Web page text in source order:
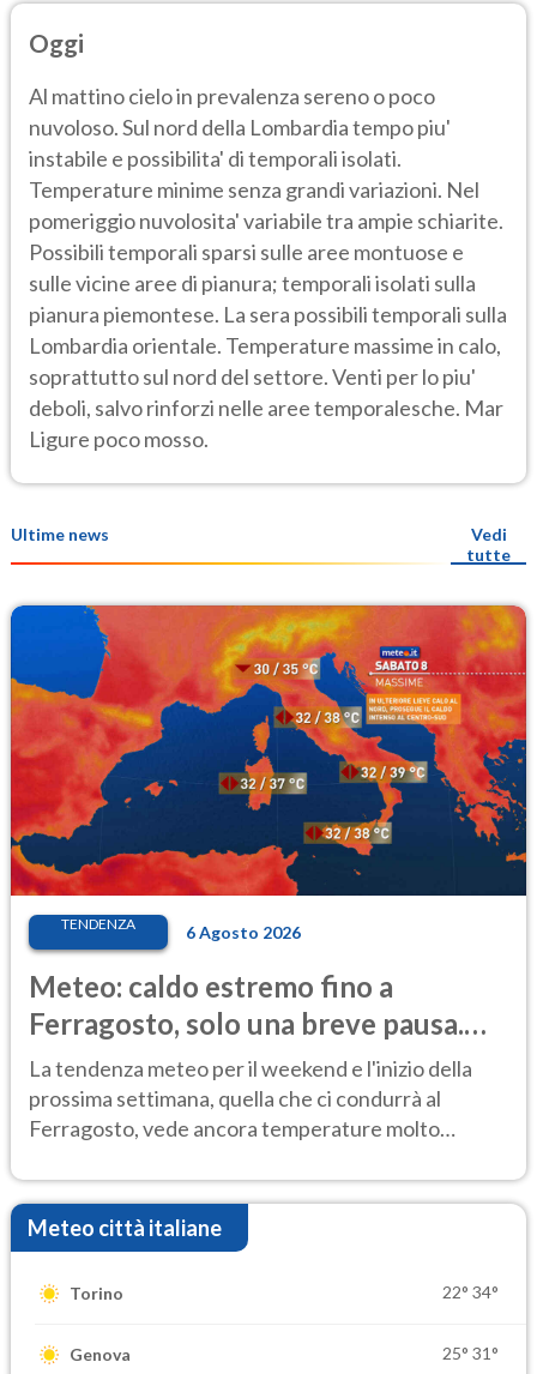
Oggi
Al mattino cielo in prevalenza sereno o poco
nuvoloso. Sul nord della Lombardia tempo piu'
instabile e possibilita' di temporali isolati.
Temperature minime senza grandi variazioni. Nel
pomeriggio nuvolosita' variabile tra ampie schiarite.
Possibili temporali sparsi sulle aree montuose e
sulle vicine aree di pianura; temporali isolati sulla
pianura piemontese. La sera possibili temporali sulla
Lombardia orientale. Temperature massime in calo,
soprattutto sul nord del settore. Venti per lo piu'
deboli, salvo rinforzi nelle aree temporalesche. Mar
Ligure poco mosso.
Ultime news
Vedi
tutte
TENDENZA 6 Agosto 2026
Meteo: caldo estremo fino a
Ferragosto, solo una breve pausa.
Ecco dove
La tendenza meteo per il weekend e l'inizio della
prossima settimana, quella che ci condurrà al
Ferragosto, vede ancora temperature molto
Meteo città italiane
Torino 22° 34°
Genova 25° 31°